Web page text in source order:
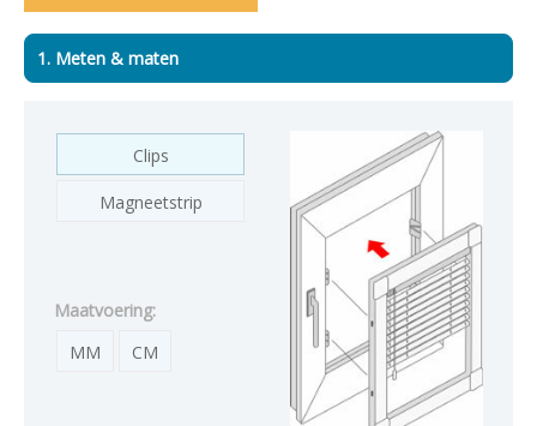
1. Meten & maten
Clips
Magneetstrip
Maatvoering:
MM
CM